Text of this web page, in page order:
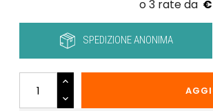
€
SPEDIZIONE ANONIMA